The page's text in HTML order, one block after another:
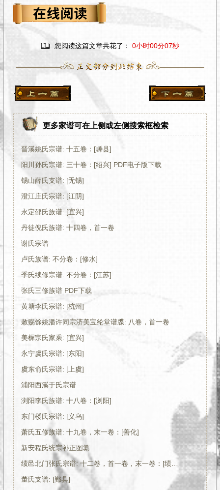
 您阅读这篇文章共花了： 0小时00分08秒
更多家谱可在上侧或左侧搜索框检索
晋溪姚氏宗谱: 十五卷：[嵊县]
阳川孙氏宗谱: 三十卷：[绍兴] PDF电子版下载
锡山薛氏支谱: [无锡]
澄江庄氏宗谱: [江阴]
永定邵氏族谱: [宜兴]
丹徒倪氏族谱: 十四卷，首一卷
谢氏宗谱
卢氏族谱: 不分卷：[修水]
季氏续修宗谱: 不分卷：[江苏]
张氏三修族谱 PDF下载
黄塘李氏宗谱: [杭州]
敕赐馀姚潘许同宗济美宝纶堂谱牒: 八卷，首一卷
美樨宗氏家乘: [宜兴]
永宁虞氏宗谱: [东阳]
虞东俞氏宗谱: [上虞]
浦阳西溪于氏宗谱
浏阳李氏族谱: 十八卷：[浏阳]
东门楼氏宗谱: [义乌]
萧氏五修族谱: 十九卷，末一卷：[善化]
新安程氏统宗补正图纂
绩邑北门张氏宗谱: 十二卷，首一卷，末一卷：[绩溪] PDF下载
董氏支谱: [鄞县]